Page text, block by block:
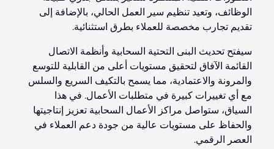
الوظائف، وتعيد تنظيم سير العمل الحالي، بالإضافة إلى
تقديم تجارب مخصصة للعملاء بطرق استثنائية.
سيفتح تحديث البنى التحتية السحابية وأنظمة الاتصال
القائمة الآفاق لتحقيق مستويات أعلى من القابلية للتوسع
والمرونة والاعتمادية، مما يسمح بالتكيف السريع والسلس
مع أي تغييرات كبيرة في متطلبات الأعمال. في هذا
السياق، ستواصل مراكز الأعمال السحابية تعزيز إنتاجيتها
والحفاظ على مستويات عالية من جودة دعم العملاء في
العصر الرقمي.